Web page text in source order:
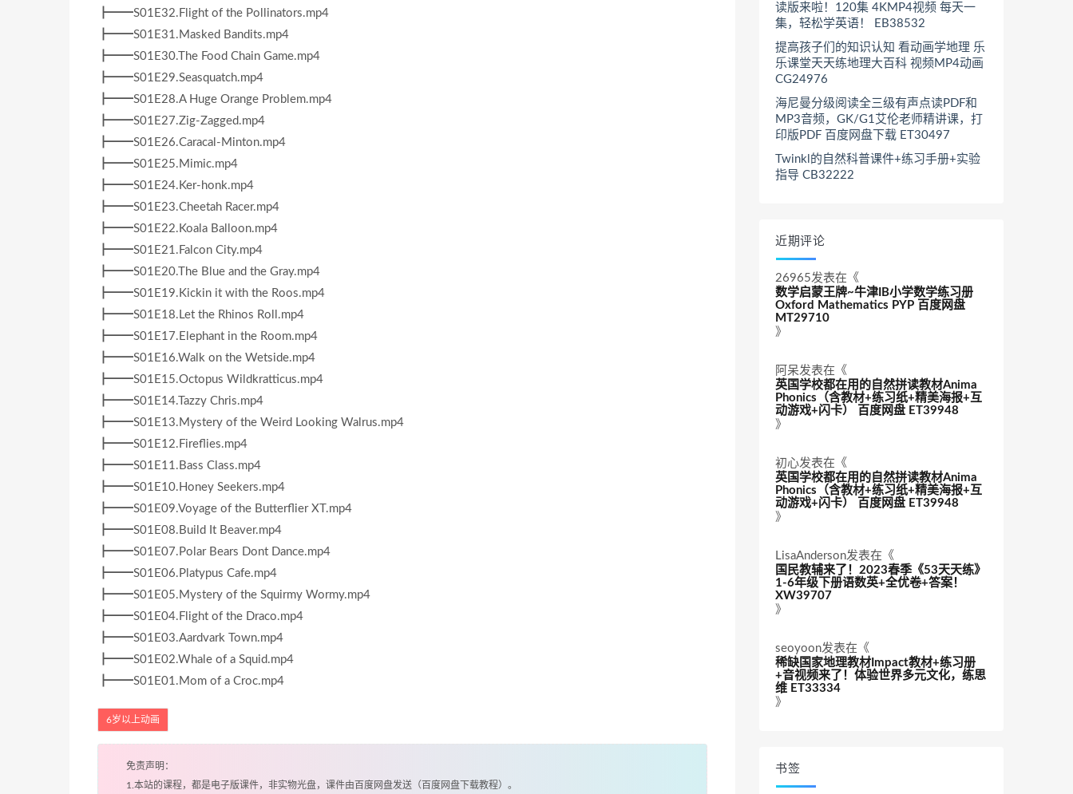
┣━━S01E32.Flight of the Pollinators.mp4
┣━━S01E31.Masked Bandits.mp4
┣━━S01E30.The Food Chain Game.mp4
┣━━S01E29.Seasquatch.mp4
┣━━S01E28.A Huge Orange Problem.mp4
┣━━S01E27.Zig-Zagged.mp4
┣━━S01E26.Caracal-Minton.mp4
┣━━S01E25.Mimic.mp4
┣━━S01E24.Ker-honk.mp4
┣━━S01E23.Cheetah Racer.mp4
┣━━S01E22.Koala Balloon.mp4
┣━━S01E21.Falcon City.mp4
┣━━S01E20.The Blue and the Gray.mp4
┣━━S01E19.Kickin it with the Roos.mp4
┣━━S01E18.Let the Rhinos Roll.mp4
┣━━S01E17.Elephant in the Room.mp4
┣━━S01E16.Walk on the Wetside.mp4
┣━━S01E15.Octopus Wildkratticus.mp4
┣━━S01E14.Tazzy Chris.mp4
┣━━S01E13.Mystery of the Weird Looking Walrus.mp4
┣━━S01E12.Fireflies.mp4
┣━━S01E11.Bass Class.mp4
┣━━S01E10.Honey Seekers.mp4
┣━━S01E09.Voyage of the Butterflier XT.mp4
┣━━S01E08.Build It Beaver.mp4
┣━━S01E07.Polar Bears Dont Dance.mp4
┣━━S01E06.Platypus Cafe.mp4
┣━━S01E05.Mystery of the Squirmy Wormy.mp4
┣━━S01E04.Flight of the Draco.mp4
┣━━S01E03.Aardvark Town.mp4
┣━━S01E02.Whale of a Squid.mp4
┣━━S01E01.Mom of a Croc.mp4
6岁以上动画
免责声明：
1.本站的课程，都是电子版课件，非实物光盘，课件由百度网盘发送（百度网盘下载教程）。
读版来啦！120集 4KMP4视频 每天一
集，轻松学英语！ EB38532
提高孩子们的知识认知 看动画学地理 乐
乐课堂天天练地理大百科 视频MP4动画
CG24976
海尼曼分级阅读全三级有声点读PDF和
MP3音频，GK/G1艾伦老师精讲课，打
印版PDF 百度网盘下载 ET30497
Twinkl的自然科普课件+练习手册+实验
指导 CB32222
近期评论
26965发表在《
数学启蒙王牌~牛津IB小学数学练习册
Oxford Mathematics PYP 百度网盘
MT29710
》
阿呆发表在《
英国学校都在用的自然拼读教材Anima
Phonics（含教材+练习纸+精美海报+互
动游戏+闪卡） 百度网盘 ET39948
》
初心发表在《
英国学校都在用的自然拼读教材Anima
Phonics（含教材+练习纸+精美海报+互
动游戏+闪卡） 百度网盘 ET39948
》
LisaAnderson发表在《
国民教辅来了！2023春季《53天天练》
1-6年级下册语数英+全优卷+答案！
XW39707
》
seoyoon发表在《
稀缺国家地理教材Impact教材+练习册
+音视频来了！体验世界多元文化，练思
维 ET33334
》
书签